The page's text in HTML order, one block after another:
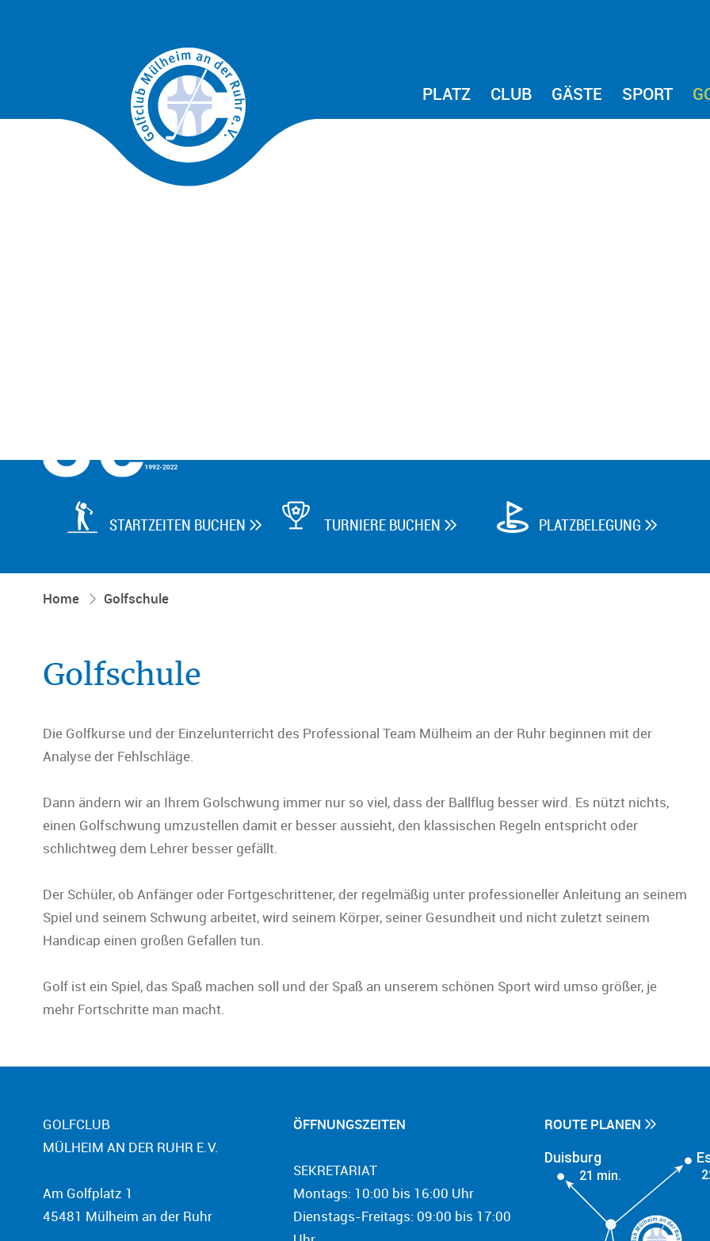
PLATZ CLUB GÄSTE SPORT
STARTZEITEN BUCHEN   TURNIERE BUCHEN  PLATZBELEGUNG 
Home Golfschule
Golfschule
Die Golfkurse und der Einzelunterricht des Professional Team Mülheim an der Ruhr beginnen mit der
Analyse der Fehlschläge.
Dann ändern wir an Ihrem Golschwung immer nur so viel, dass der Ballflug besser wird. Es nützt nichts,
einen Golfschwung umzustellen damit er besser aussieht, den klassischen Regeln entspricht oder
schlichtweg dem Lehrer besser gefällt.
Der Schüler, ob Anfänger oder Fortgeschrittener, der regelmäßig unter professioneller Anleitung an seinem
Spiel und seinem Schwung arbeitet, wird seinem Körper, seiner Gesundheit und nicht zuletzt seinem
Handicap einen großen Gefallen tun.
Golf ist ein Spiel, das Spaß machen soll und der Spaß an unserem schönen Sport wird umso größer, je
mehr Fortschritte man macht.
GOLFCLUB
MÜLHEIM AN DER RUHR E.V.
Am Golfplatz 1
45481 Mülheim an der Ruhr
ÖFFNUNGSZEITEN
SEKRETARIAT
Montags: 10:00 bis 16:00 Uhr
Dienstags-Freitags: 09:00 bis 17:00
ROUTE PLANEN
Duisburg
21 min.